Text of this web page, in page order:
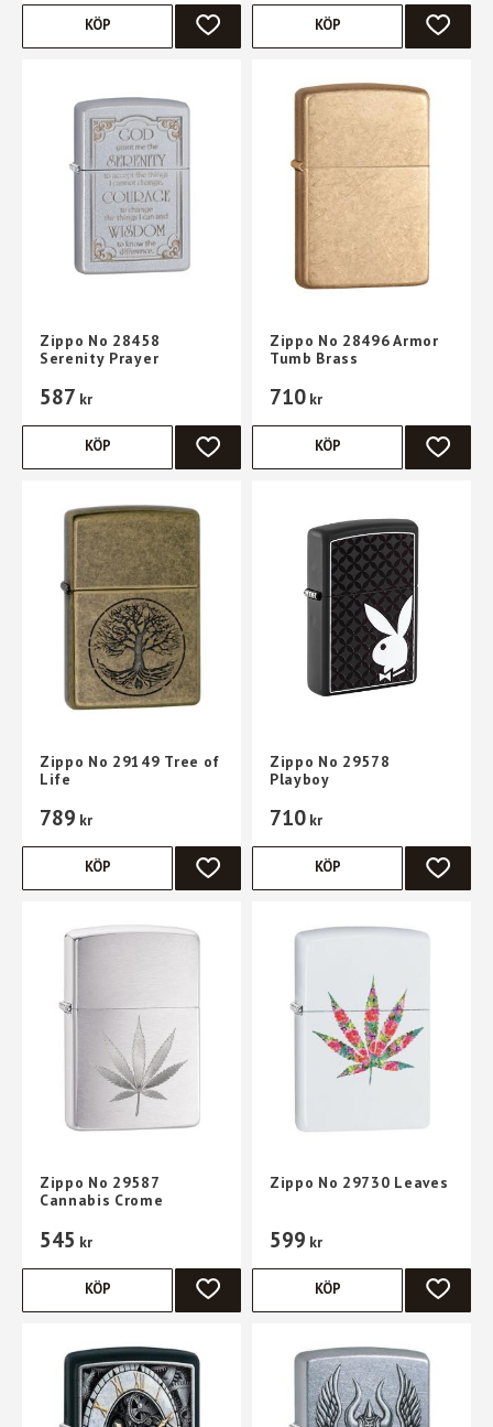
LÄGG TILL I FAVORITER
KÖP
LÄGG
KÖP
Zippo No 28458
Serenity Prayer
587 kr
LÄGG TILL I FAVORITER
KÖP
Zippo No 28496 Armor
Tumb Brass
710 kr
LÄGG
KÖP
Zippo No 29149 Tree of
Life
789 kr
LÄGG TILL I FAVORITER
KÖP
Zippo No 29578
Playboy
710 kr
LÄGG
KÖP
Zippo No 29587
Cannabis Crome
545 kr
LÄGG TILL I FAVORITER
KÖP
Zippo No 29730 Leaves
599 kr
LÄGG
KÖP